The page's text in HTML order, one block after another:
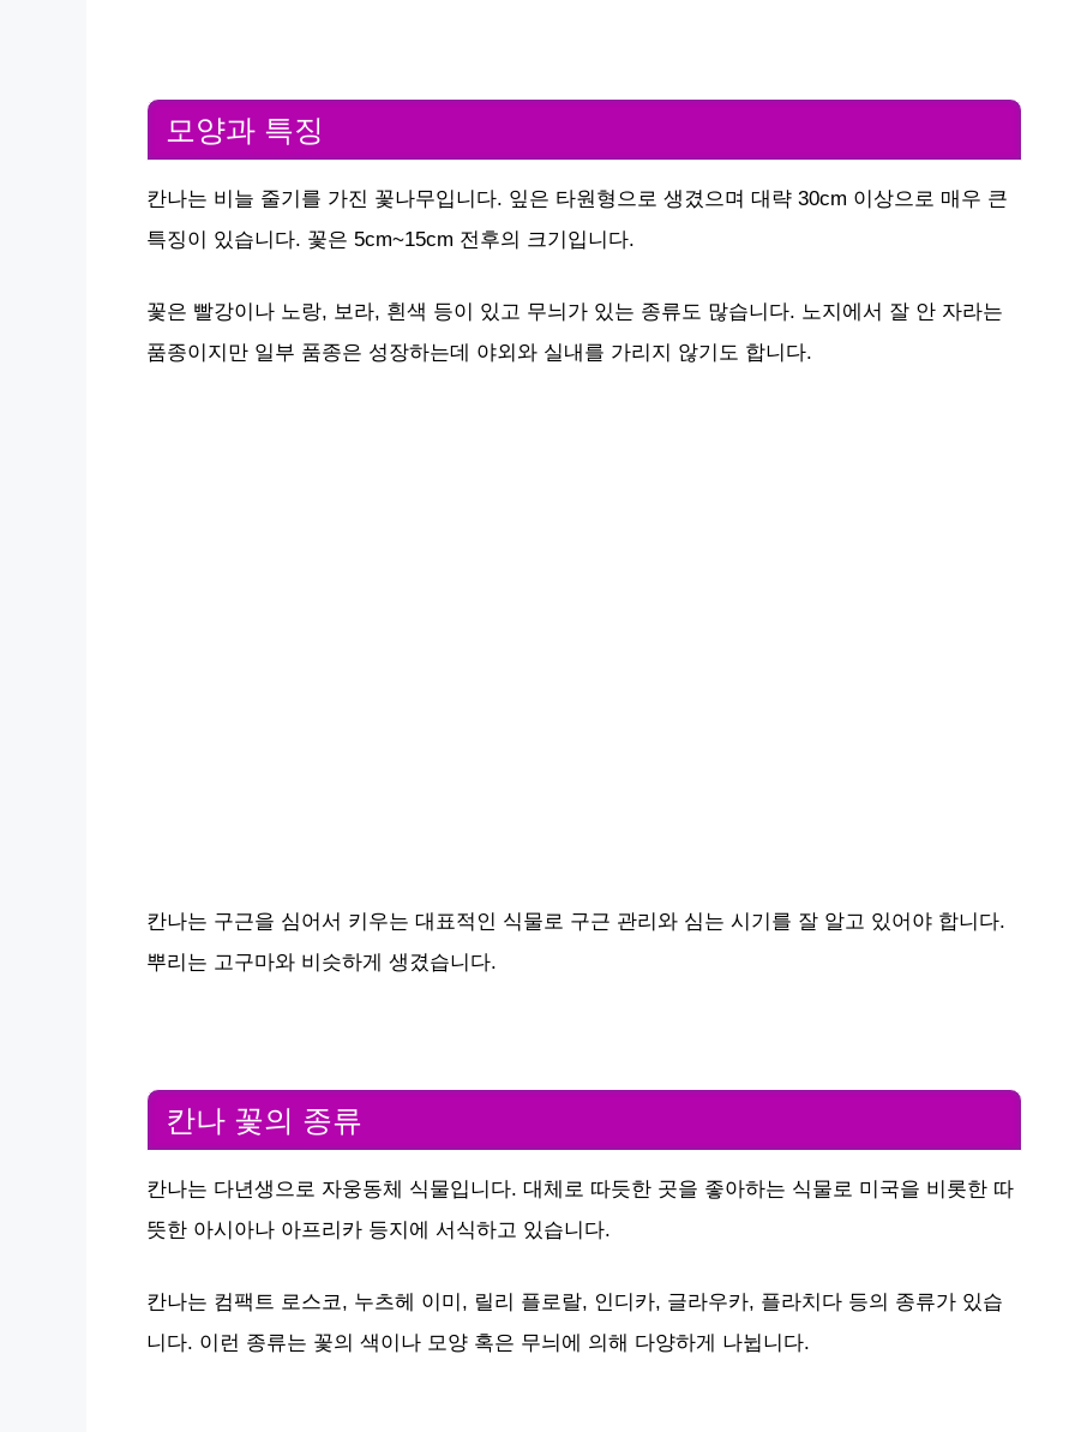
모양과 특징
칸나는 비늘 줄기를 가진 꽃나무입니다. 잎은 타원형으로 생겼으며 대략 30cm 이상으로 매우 큰
특징이 있습니다. 꽃은 5cm~15cm 전후의 크기입니다.
꽃은 빨강이나 노랑, 보라, 흰색 등이 있고 무늬가 있는 종류도 많습니다. 노지에서 잘 안 자라는
품종이지만 일부 품종은 성장하는데 야외와 실내를 가리지 않기도 합니다.
칸나는 구근을 심어서 키우는 대표적인 식물로 구근 관리와 심는 시기를 잘 알고 있어야 합니다.
뿌리는 고구마와 비슷하게 생겼습니다.
칸나 꽃의 종류
칸나는 다년생으로 자웅동체 식물입니다. 대체로 따듯한 곳을 좋아하는 식물로 미국을 비롯한 따
뜻한 아시아나 아프리카 등지에 서식하고 있습니다.
칸나는 컴팩트 로스코, 누츠헤 이미, 릴리 플로랄, 인디카, 글라우카, 플라치다 등의 종류가 있습
니다. 이런 종류는 꽃의 색이나 모양 혹은 무늬에 의해 다양하게 나뉩니다.